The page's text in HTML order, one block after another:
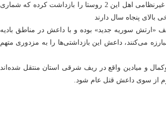
به گفته همین منابع داعش حدود یکصد و پنجاه غیرنظامی اهل این 2 روستا را بازداشت کرده که شماری
«ارتش سوریه جدید» بوده و با داعش در مناطق بادیه
می‌کنند، داعش این بازداشتی‌ها را به مزدوری متهم
و میادین واقع در ریف شرقی استان منتقل شده‌اند
از سوی داعش قتل عام شود.